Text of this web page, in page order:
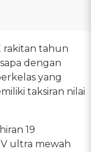
rakitan tahun
dengan
yang
taksiran nilai
19
ultra mewah